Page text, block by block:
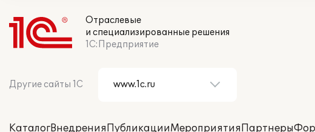
Отраслевые
и специализированные решения
1С:Предприятие
Другие сайты 1С
КаталогВнедренияПубликацииМероприятияПартнеры